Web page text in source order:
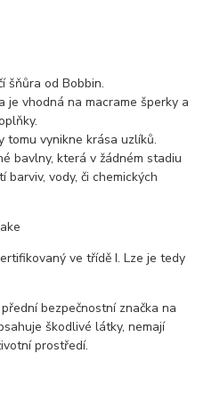
šňůra od Bobbin.
je vhodná na macrame šperky a
tomu vynikne krása uzlíků.
bavlny, která v žádném stadiu
barviv, vody, či chemických
ve třídě I. Lze je tedy
bezpečnostní značka na
škodlivé látky, nemají
prostředí.